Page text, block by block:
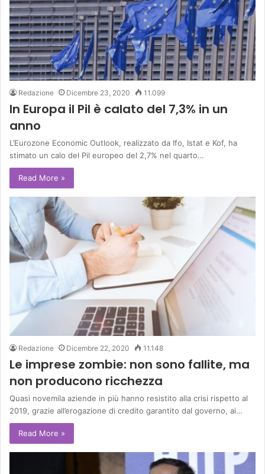
Redazione Dicembre 23, 2020 11.099
In Europa il Pil è calato del 7,3% in un
anno
L’Eurozone Economic Outlook, realizzato da Ifo, Istat e Kof, ha
stimato un calo del Pil europeo del 2,7% nel quarto…
Read More »
Redazione Dicembre 22, 2020 11.148
Le imprese zombie: non sono fallite, ma
non producono ricchezza
Quasi novemila aziende in più hanno resistito alla crisi rispetto al
2019, grazie all’erogazione di credito garantito dal governo, ai…
Read More »